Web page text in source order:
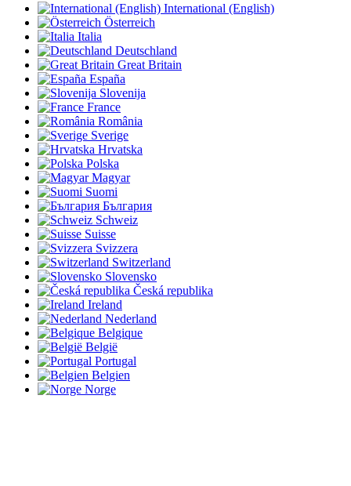
International (English)
Österreich
Italia
Deutschland
Great Britain
España
Slovenija
France
România
Sverige
Hrvatska
Polska
Magyar
Suomi
България
Schweiz
Suisse
Svizzera
Switzerland
Slovensko
Česká republika
Ireland
Nederland
Belgique
België
Portugal
Belgien
Norge